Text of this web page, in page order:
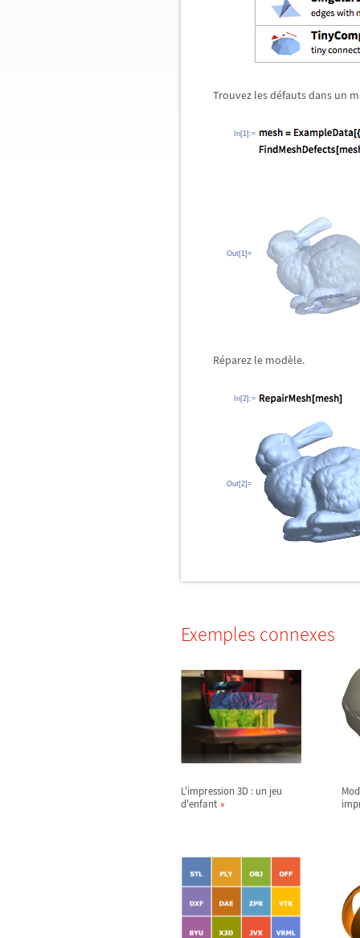
Trouvez les défauts dans un
In[1]:=
Out[1]=
Réparez le modèle.
In[2]:=
Out[2]=
Exemples connexes
L'impression 3D : un jeu
d'enfant